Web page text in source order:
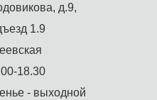
д.9,
1.9
18.30
- выходной